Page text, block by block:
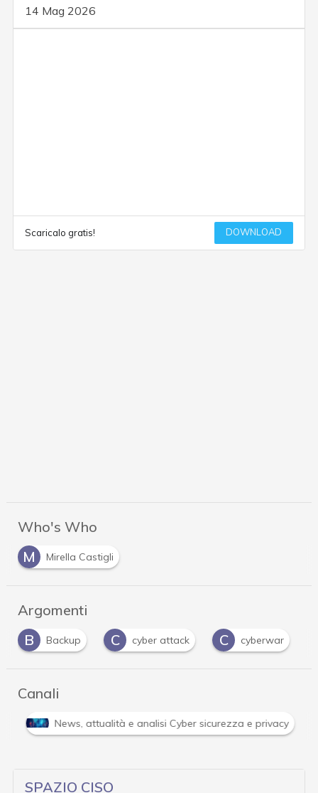
14 Mag 2026
Scaricalo gratis! DOWNLOAD
Who's Who
M
Mirella Castigli
Argomenti
B
Backup C cyber attack C cyberwar
Canali
News, attualità e analisi Cyber sicurezza e privacy
SPAZIO CISO